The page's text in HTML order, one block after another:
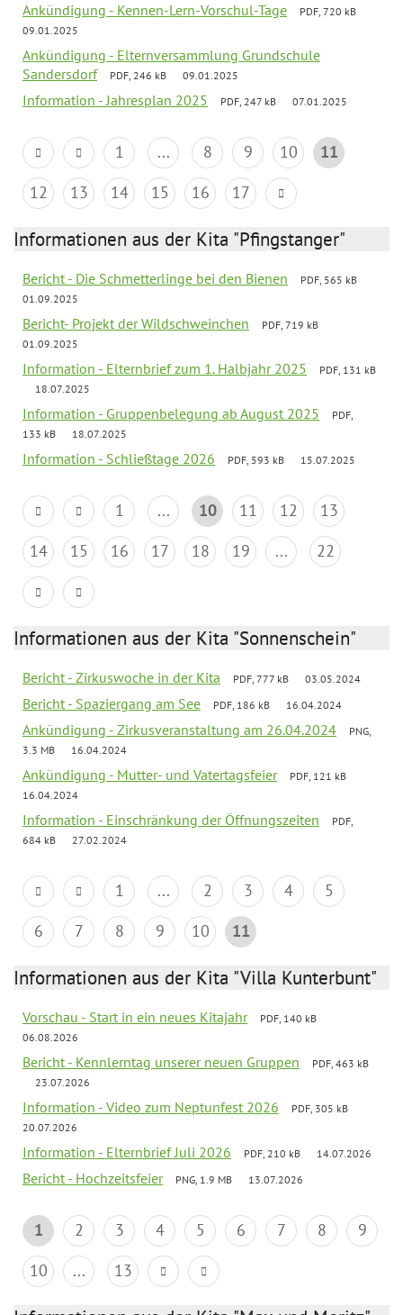
Ankündigung - Kennen-Lern-Vorschul-Tage
PDF, 720 kB
09.01.2025
Ankündigung - Elternversammlung Grundschule
Sandersdorf
PDF, 246 kB 09.01.2025
Information - Jahresplan 2025 PDF, 247 kB 07.01.2025
1 ... 8 9 10
11
12
13 14 15 16 17
Informationen aus der Kita "Pfingstanger"
Bericht - Die Schmetterlinge bei den Bienen
PDF, 565 kB
01.09.2025
Bericht- Projekt der Wildschweinchen
PDF, 719 kB
01.09.2025
Information - Elternbrief zum 1. Halbjahr 2025
PDF, 131 kB
18.07.2025
Information - Gruppenbelegung ab August 2025
PDF,
133 kB
18.07.2025
Information - Schließtage 2026 PDF, 593 kB 15.07.2025
1 ... 10 11 12
13
14
15 16 17 18 19 ... 22
Informationen aus der Kita "Sonnenschein"
Bericht - Zirkuswoche in der Kita PDF, 777 kB 03.05.2024
Bericht - Spaziergang am See PDF, 186 kB 16.04.2024
Ankündigung - Zirkusveranstaltung am 26.04.2024
PNG,
3.3 MB
16.04.2024
Ankündigung - Mutter- und Vatertagsfeier
PDF, 121 kB
16.04.2024
Information - Einschränkung der Öffnungszeiten
PDF,
684 kB
27.02.2024
1 ... 2 3 4
5
6
7 8 9 10 11
Informationen aus der Kita "Villa Kunterbunt"
Vorschau - Start in ein neues Kitajahr
PDF, 140 kB
06.08.2026
Bericht - Kennlerntag unserer neuen Gruppen
PDF, 463 kB
23.07.2026
Information - Video zum Neptunfest 2026
PDF, 305 kB
20.07.2026
Information - Elternbrief Juli 2026 PDF, 210 kB 14.07.2026
Bericht - Hochzeitsfeier PNG, 1.9 MB 13.07.2026
1 2 3 4 5 6 7 8
9
10
... 13